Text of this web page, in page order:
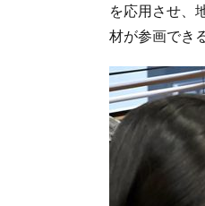
を応用させ、
材が参画でき